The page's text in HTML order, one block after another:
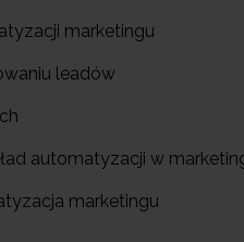
marketingu
leadów
automatyzacji w
marketingu